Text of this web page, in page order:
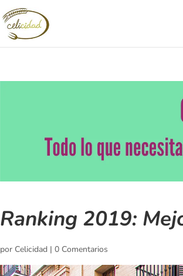
Ranking 2019:
por Celicidad | 0 Comentarios